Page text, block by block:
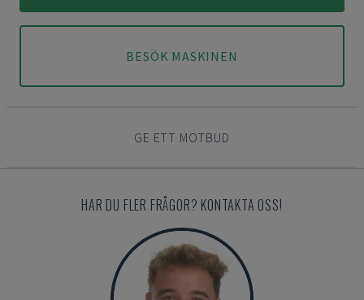
BESÖK MASKINEN
GE ETT MOTBUD
HAR DU FLER FRÅGOR? KONTAKTA OSS!